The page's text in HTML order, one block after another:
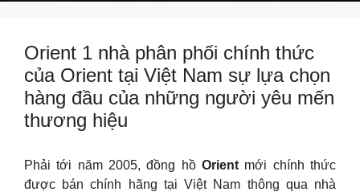
Orient 1 nhà phân phối chính thức
của Orient tại Việt Nam sự lựa chọn
hàng đầu của những người yêu mến
thương hiệu
Phải tới năm 2005, đồng hồ Orient mới chính thức
được bán chính hãng tại Việt Nam thông qua nhà